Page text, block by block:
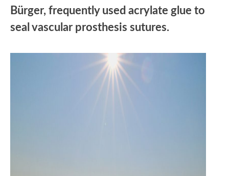
Bürger, frequently used acrylate glue to
seal vascular prosthesis sutures.